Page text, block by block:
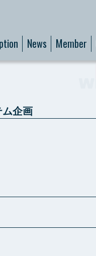
News Member
ム企画